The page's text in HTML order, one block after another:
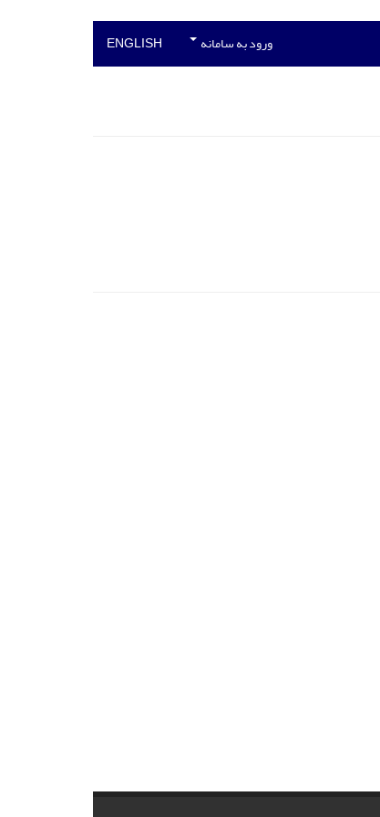
ورود به سامانه ENGLISH